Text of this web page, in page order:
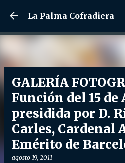
Ir al contenido
La Palma Cofradiera
GALERÍA
Función del 15 de
presidida por D.
Carles, Cardenal
Emérito de
agosto 19, 2011